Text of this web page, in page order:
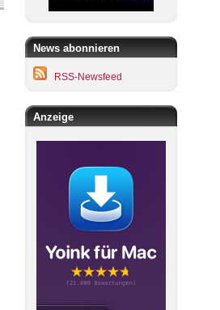
News abonnieren
RSS-Newsfeed
Anzeige